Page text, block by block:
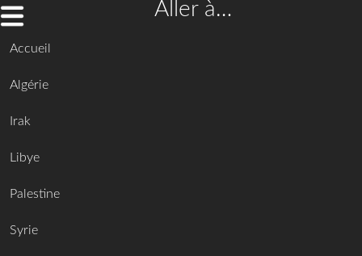
Aller à…
Accueil
Algérie
Irak
Libye
Palestine
Syrie